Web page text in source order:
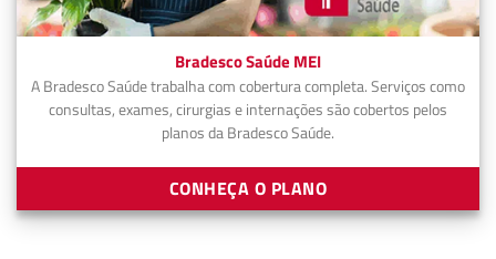
Bradesco Saúde MEI
A Bradesco Saúde trabalha com cobertura completa. Serviços como
consultas, exames, cirurgias e internações são cobertos pelos
planos da Bradesco Saúde.
CONHEÇA O PLANO